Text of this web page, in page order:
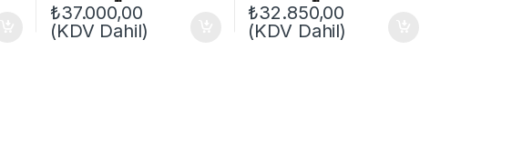
₺37.000,00
(KDV Dahil)
₺32.850,00
(KDV Dahil)